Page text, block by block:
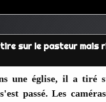
tire sur le pasteur mais
une église, il a tiré
passé. Les